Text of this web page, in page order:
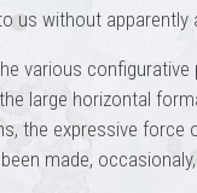
us without apparently
various
large horizontal
the expressive
made,